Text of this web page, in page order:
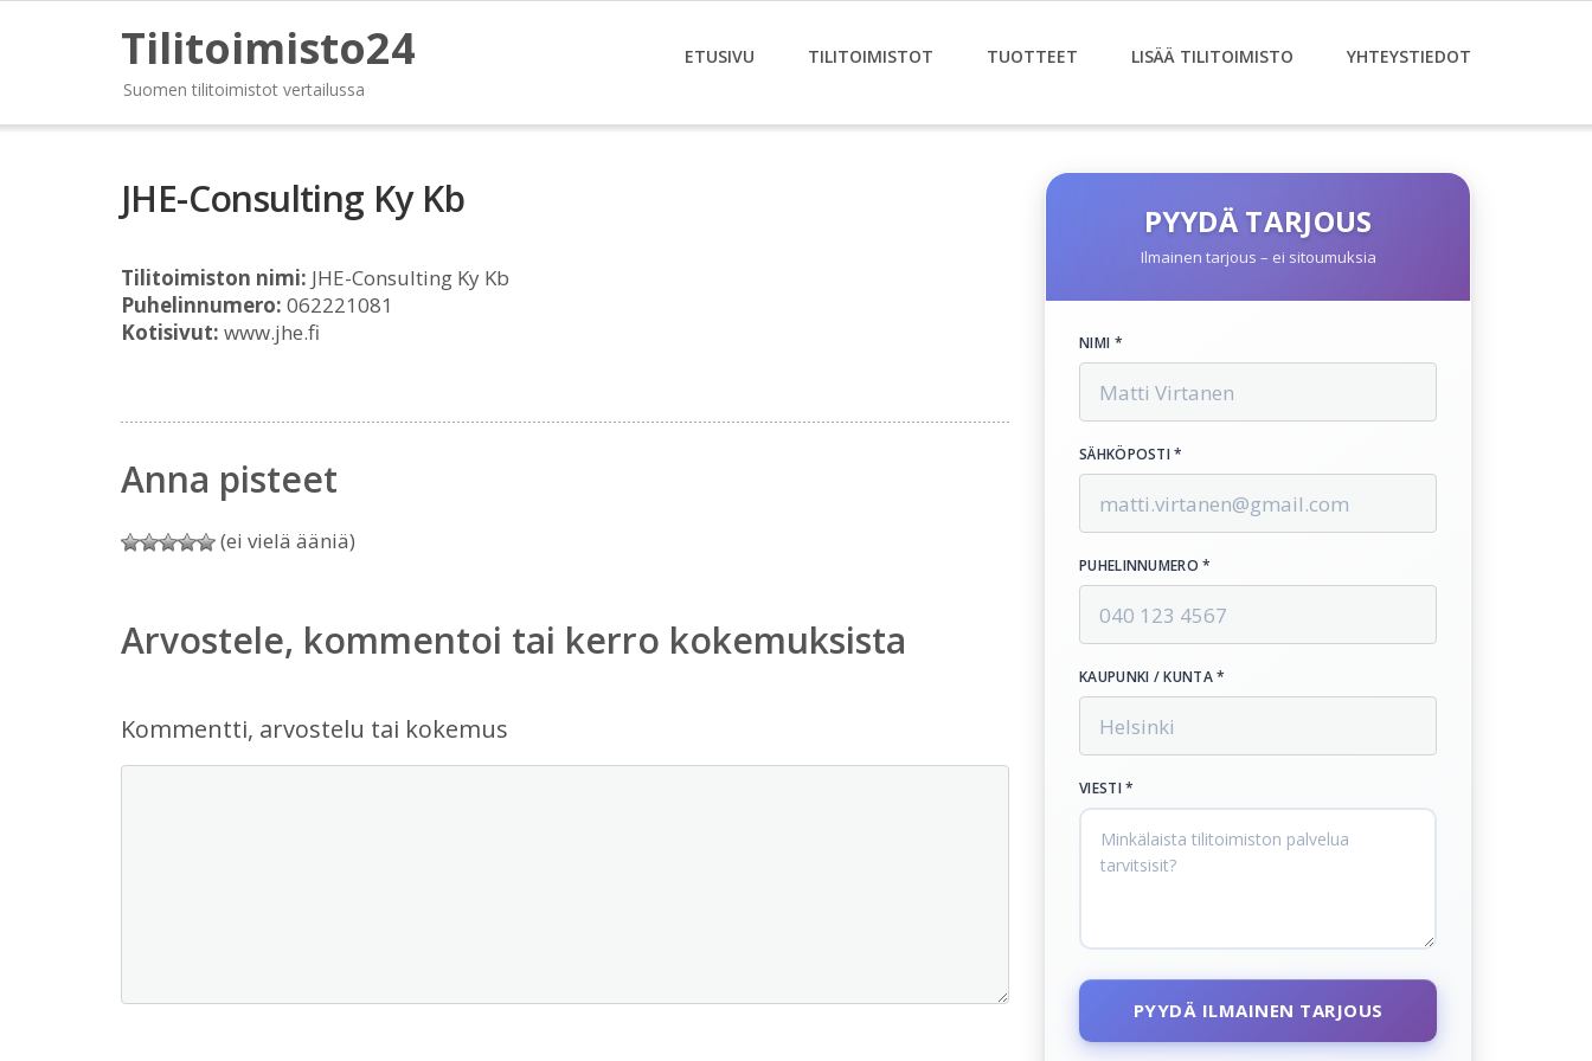
Tilitoimisto24
Suomen tilitoimistot vertailussa
ETUSIVU TILITOIMISTOT TUOTTEET LISÄÄ TILITOIMISTO YHTEYSTIEDOT
JHE-Consulting Ky Kb
Tilitoimiston nimi: JHE-Consulting Ky Kb
Puhelinnumero: 062221081
Kotisivut: www.jhe.fi
Anna pisteet
(ei vielä ääniä)
Arvostele, kommentoi tai kerro kokemuksista
Kommentti, arvostelu tai kokemus
PYYDÄ TARJOUS
Ilmainen tarjous – ei sitoumuksia
NIMI *
SÄHKÖPOSTI *
PUHELINNUMERO *
KAUPUNKI / KUNTA *
VIESTI *
PYYDÄ ILMAINEN TARJOUS